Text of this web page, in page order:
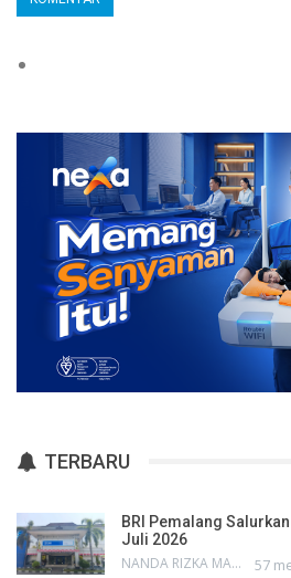
TERBARU
BRI Pemalang
Juli 2026
NANDA RIZKA MAHENDRA 57